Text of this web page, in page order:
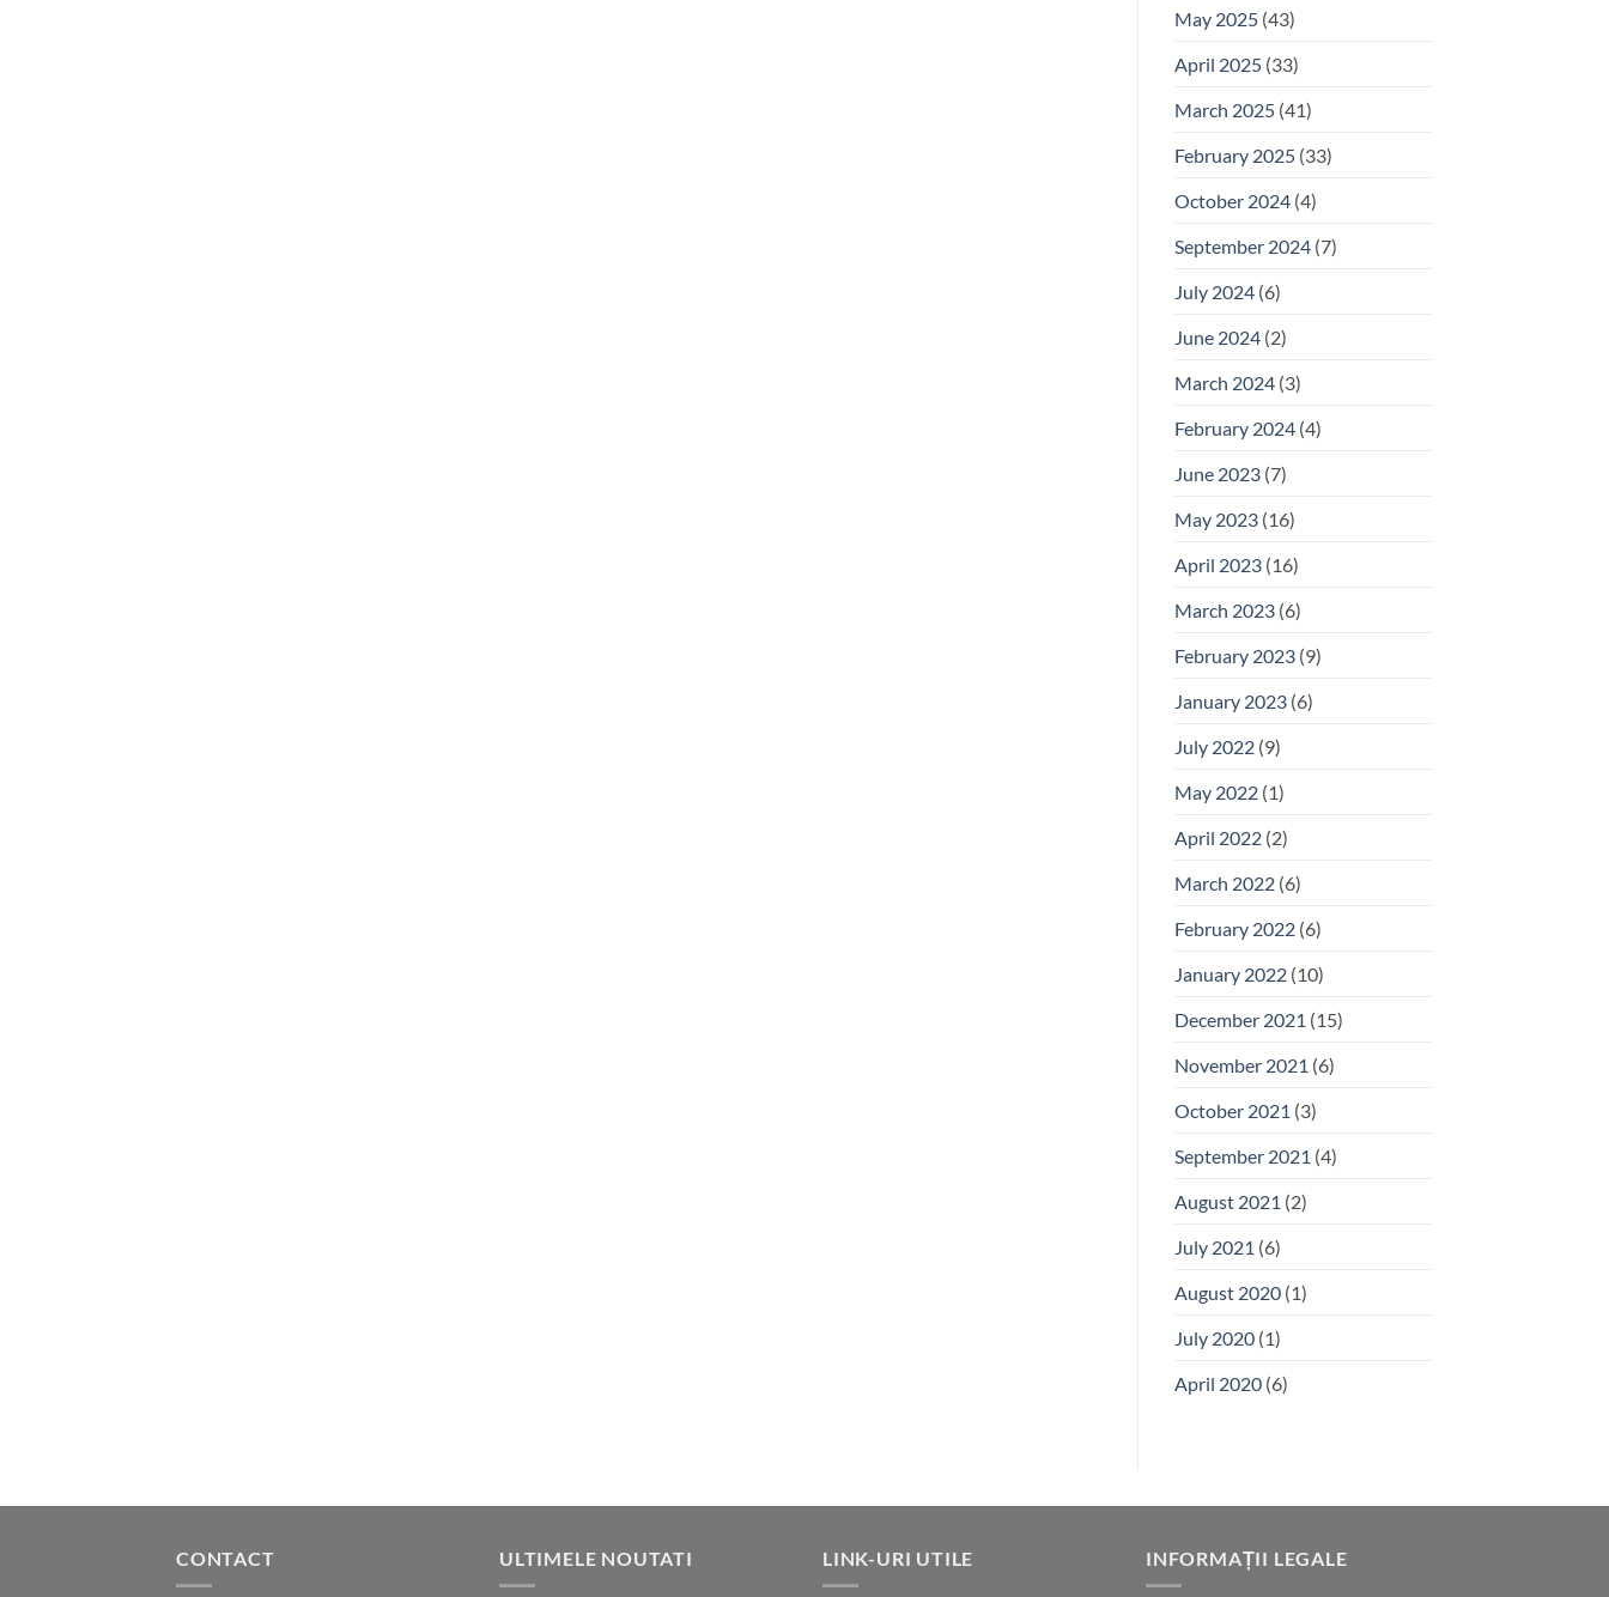
May 2025(43)
April 2025(33)
March 2025(41)
February 2025(33)
October 2024(4)
September 2024(7)
July 2024(6)
June 2024(2)
March 2024(3)
February 2024(4)
June 2023(7)
May 2023(16)
April 2023(16)
March 2023(6)
February 2023(9)
January 2023(6)
July 2022(9)
May 2022(1)
April 2022(2)
March 2022(6)
February 2022(6)
January 2022(10)
December 2021 (15)
November 2021 (6)
October 2021 (3)
September 2021 (4)
August 2021 (2)
July 2021 (6)
August 2020(1)
July 2020(1)
April 2020(6)
CONTACT ULTIMELE NOUTATI LINK-URI UTILE INFORMAȚII LEGALE